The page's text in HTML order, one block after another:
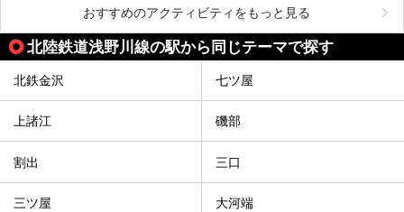
おすすめのアクティビティをもっと見る
北陸鉄道浅野川線の駅から同じテーマで探す
北鉄金沢 七ツ屋
上諸江 磯部
割出 三口
三ツ屋 大河端